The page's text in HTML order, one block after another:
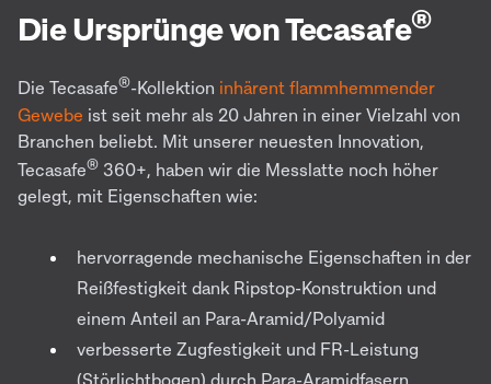
Die Ursprünge von Tecasafe®
Die Tecasafe®-Kollektion inhärent flammhemmender
Gewebe ist seit mehr als 20 Jahren in einer Vielzahl von
Branchen beliebt. Mit unserer neuesten Innovation,
Tecasafe® 360+, haben wir die Messlatte noch höher
gelegt, mit Eigenschaften wie:
hervorragende mechanische Eigenschaften in der
Reißfestigkeit dank Ripstop-Konstruktion und
einem Anteil an Para-Aramid/Polyamid
verbesserte Zugfestigkeit und FR-Leistung
(Störlichtbogen) durch Para-Aramidfasern